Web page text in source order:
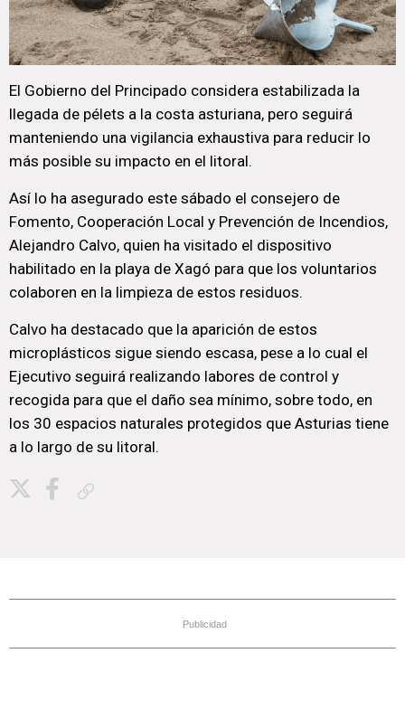
El Gobierno del Principado considera estabilizada la
llegada de pélets a la costa asturiana, pero seguirá
manteniendo una vigilancia exhaustiva para reducir lo
más posible su impacto en el litoral.
Así lo ha asegurado este sábado el consejero de
Fomento, Cooperación Local y Prevención de Incendios,
Alejandro Calvo, quien ha visitado el dispositivo
habilitado en la playa de Xagó para que los voluntarios
colaboren en la limpieza de estos residuos.
Calvo ha destacado que la aparición de estos
microplásticos sigue siendo escasa, pese a lo cual el
Ejecutivo seguirá realizando labores de control y
recogida para que el daño sea mínimo, sobre todo, en
los 30 espacios naturales protegidos que Asturias tiene
a lo largo de su litoral.
Publicidad